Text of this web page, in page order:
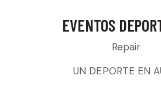
EVENTOS
Repair
UN DEPORTE EN